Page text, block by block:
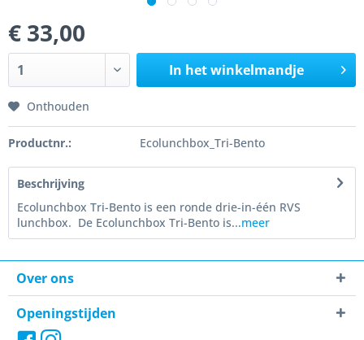
€ 33,00
In het winkelmandje
Onthouden
Productnr.: Ecolunchbox_Tri-Bento
Beschrijving
Ecolunchbox Tri-Bento is een ronde drie-in-één RVS
lunchbox. De Ecolunchbox Tri-Bento is...meer
Over ons
Openingstijden